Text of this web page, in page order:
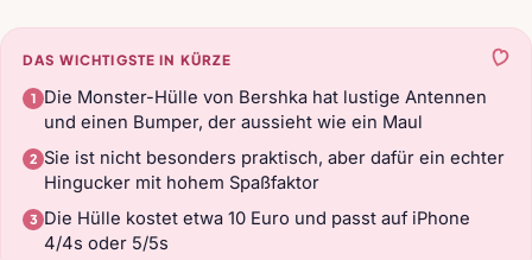
DAS WICHTIGSTE IN KÜRZE
Die Monster-Hülle von Bershka hat lustige Antennen
und einen Bumper, der aussieht wie ein Maul
Sie ist nicht besonders praktisch, aber dafür ein echter
Hingucker mit hohem Spaßfaktor
Die Hülle kostet etwa 10 Euro und passt auf iPhone
4/4s oder 5/5s